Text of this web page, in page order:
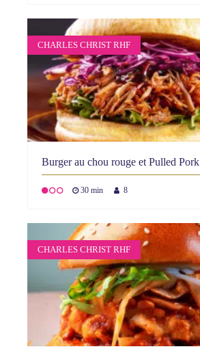
CHARLES CHRIST RHF
Burger au chou rouge et Pulled Pork
30 min 8
CHARLES CHRIST RHF